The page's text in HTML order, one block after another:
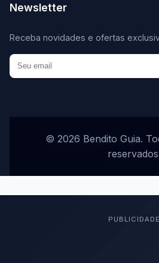
Newsletter
Receba novidades e ofertas
© 2026 Bendito Guia.